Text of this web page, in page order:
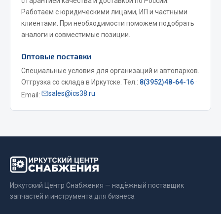
Показать ещё
Весь раздел
Система питания
Подвеска
Тормозная система
Окно ветровое
Электрооборудование
Показать ещё
Работаем с юридическими лицами, ИП и частными
клиентами. При необходимости поможем подобрать
аналоги и совместимые позиции.
Оптовые поставки
Специальные условия для организаций и автопарков.
Отгрузка со склада в Иркутске. Тел.: 8(3952)48-64-16 ·
Email:
sales@ics38.ru
Иркутский Центр Снабжения — надёжный поставщик
запчастей и инструмента для бизнеса